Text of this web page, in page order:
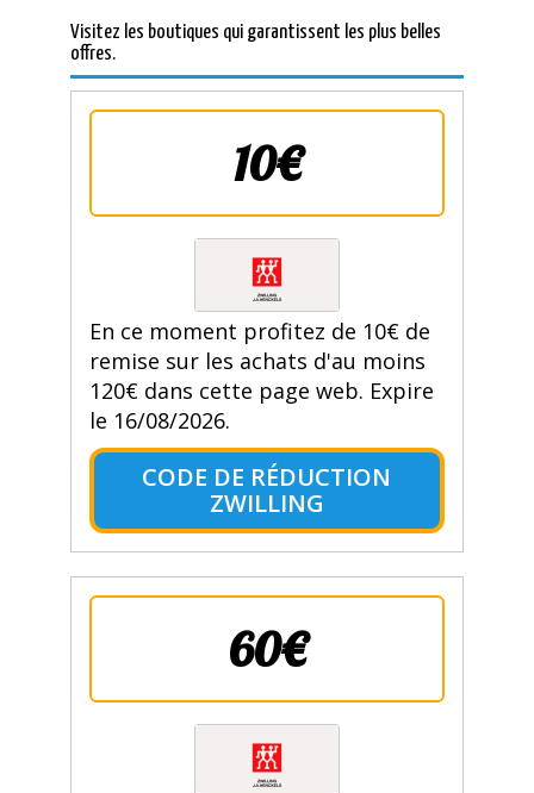
Visitez les boutiques qui garantissent les plus belles
offres.
10€
En ce moment profitez de 10€ de
remise sur les achats d'au moins
120€ dans cette page web. Expire
le 16/08/2026.
CODE DE RÉDUCTION
ZWILLING
60€